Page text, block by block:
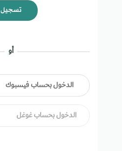
تسجيل
أو
الدخول بحساب فيسبوك
الدخول بحساب غوغل